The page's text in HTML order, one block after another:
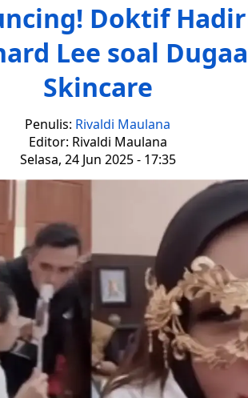
Doktif
Lee soal
Skincare
Penulis: Rivaldi Maulana
Editor: Rivaldi Maulana
Selasa, 24 Jun 2025 - 17:35